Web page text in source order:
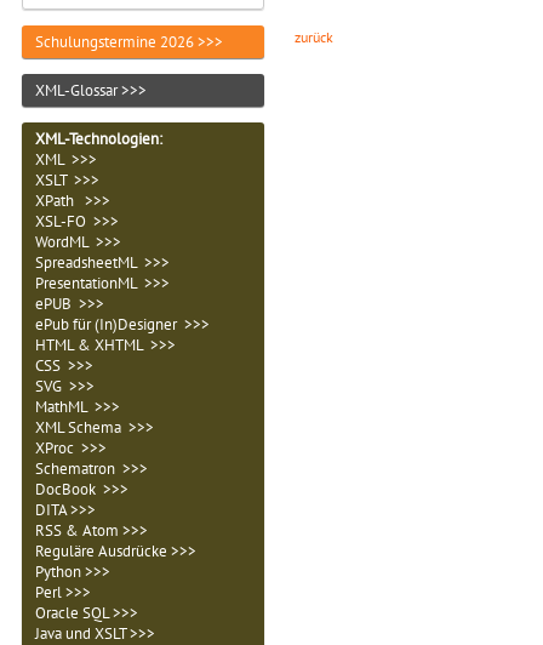
Schulungstermine 2026 >>>
XML-Glossar >>>
XML-Technologien:
XML >>>
XSLT >>>
XPath >>>
XSL-FO >>>
WordML >>>
SpreadsheetML >>>
PresentationML >>>
ePUB >>>
ePub für (In)Designer >>>
HTML & XHTML >>>
CSS >>>
SVG >>>
MathML >>>
XML Schema >>>
XProc >>>
Schematron >>>
DocBook >>>
DITA >>>
RSS & Atom >>>
Reguläre Ausdrücke >>>
Python >>>
Perl >>>
Oracle SQL >>>
Java und XSLT >>>
zurück